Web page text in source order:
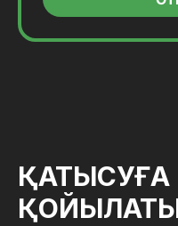
ҚАТЫСУҒА